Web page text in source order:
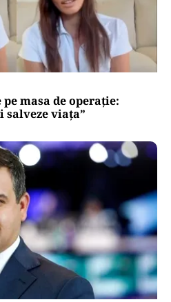
masa de operație:
salveze viața”